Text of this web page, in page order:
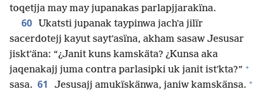
toqetjja may may jupanakas parlapjjarakïna.
60
Ukatsti jupanak taypinwa jachʼa jilïr
sacerdotejj kayut saytʼasïna, akham sasaw Jesusar
jisktʼäna: “¿Janit kuns kamskäta? ¿Kunsa aka
jaqenakajj juma contra parlasipki uk janit istʼkta?” +
sasa. 61 Jesusajj amukïskänwa, janiw kamskänsa. +